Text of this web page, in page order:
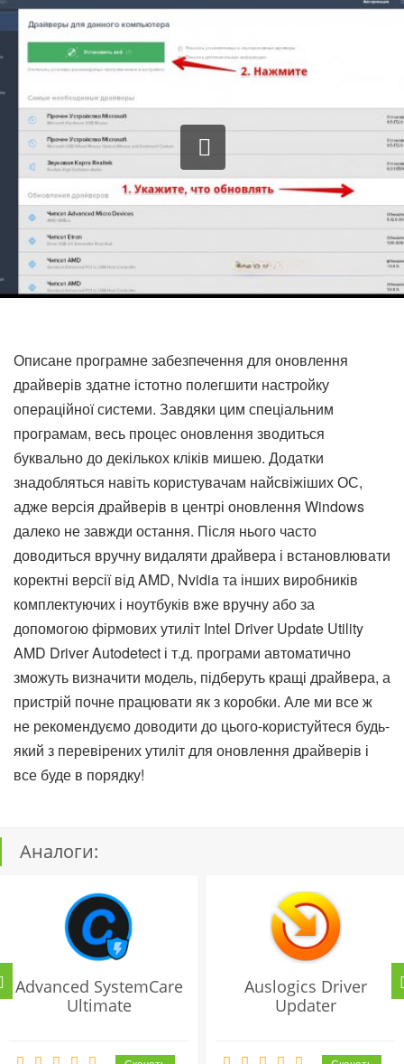
Описане програмне забезпечення для оновлення
драйверів здатне істотно полегшити настройку
операційної системи. Завдяки цим спеціальним
програмам, весь процес оновлення зводиться
буквально до декількох кліків мишею. Додатки
знадобляться навіть користувачам найсвіжіших ОС,
адже версія драйверів в центрі оновлення Windows
далеко не завжди остання. Після нього часто
доводиться вручну видаляти драйвера і встановлювати
коректні версії від AMD, Nvidia та інших виробників
комплектуючих і ноутбуків вже вручну або за
допомогою фірмових утиліт Intel Driver Update Utility
AMD Driver Autodetect і т.д. програми автоматично
зможуть визначити модель, підберуть кращі драйвера, а
пристрій почне працювати як з коробки. Але ми все ж
не рекомендуємо доводити до цього-користуйтеся будь-
який з перевірених утиліт для оновлення драйверів і
все буде в порядку!
Аналоги:
Advanced SystemCare
Ultimate
Auslogics Driver
Updater